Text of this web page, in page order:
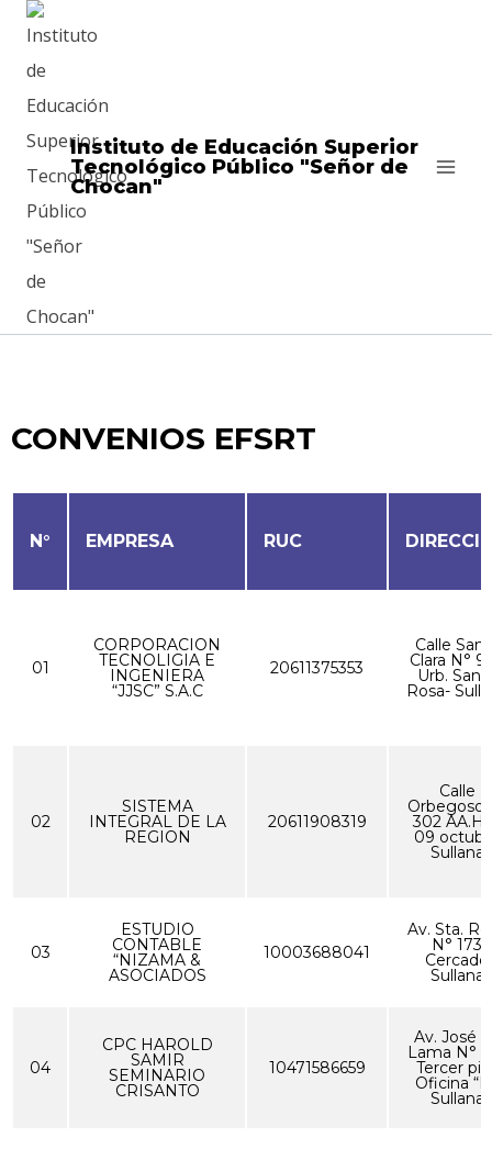
Instituto de Educación Superior
Tecnológico Público "Señor de
Chocan"
CONVENIOS EFSRT
N° EMPRESA RUC
01
CORPORACION
TECNOLIGIA E
INGENIERA
“JJSC” S.A.C
20611375353
Calle
Clara N°
Urb.
Rosa-
02
SISTEMA
INTEGRAL DE LA
REGION
20611908319
Calle
Orbegoso
302
09
Sullana
03
ESTUDIO
CONTABLE
“NIZAMA &
ASOCIADOS
10003688041
Av. Sta.
N° 173
Cercado
Sullana
04
CPC HAROLD
SAMIR
SEMINARIO
CRISANTO
10471586659
Av. José
Lama N°
Tercer
Oficina
Sullana